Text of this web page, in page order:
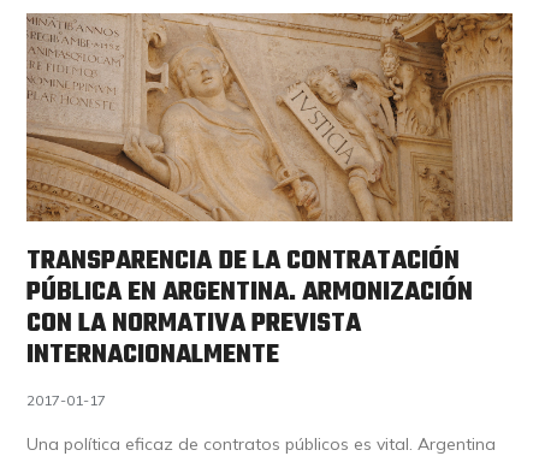
TRANSPARENCIA DE LA CONTRATACIÓN
PÚBLICA EN ARGENTINA. ARMONIZACIÓN
CON LA NORMATIVA PREVISTA
INTERNACIONALMENTE
2017-01-17
Una política eficaz de contratos públicos es vital. Argentina